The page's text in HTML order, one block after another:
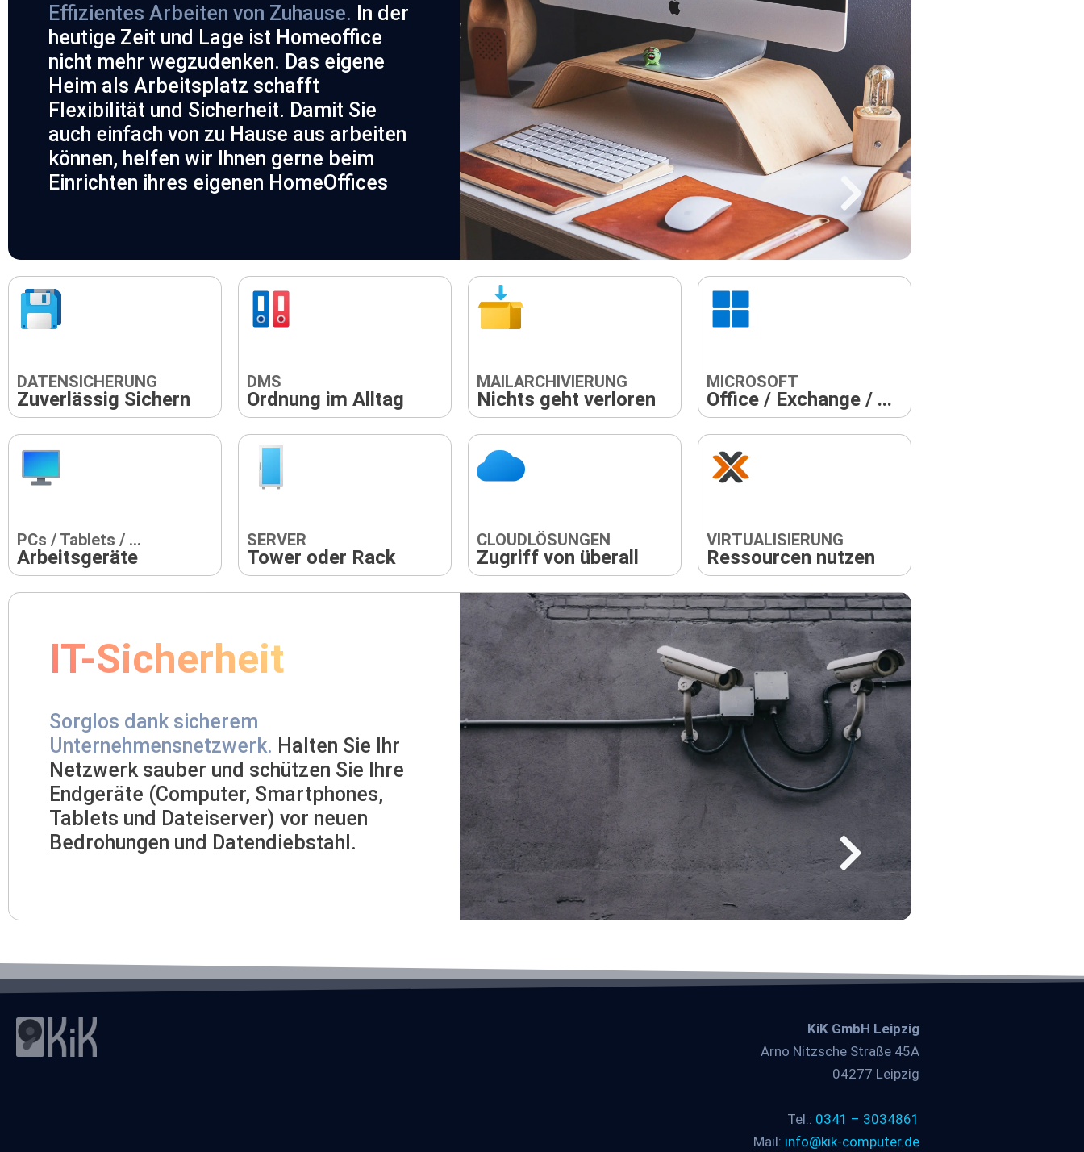
Effizientes Arbeiten von Zuhause. In der
heutige Zeit und Lage ist Homeoffice
nicht mehr wegzudenken. Das eigene
Heim als Arbeitsplatz schafft
Flexibilität und Sicherheit. Damit Sie
auch einfach von zu Hause aus arbeiten
können, helfen wir Ihnen gerne beim
Einrichten ihres eigenen HomeOffices
DATENSICHERUNG
Zuverlässig Sichern
DMS
Ordnung im Alltag
MAILARCHIVIERUNG
Nichts geht verloren
MICROSOFT
Office / Exchange / ...
PCs / Tablets / ...
Arbeitsgeräte
SERVER
Tower oder Rack
CLOUDLÖSUNGEN
Zugriff von überall
VIRTUALISIERUNG
Ressourcen nutzen
IT-Sicherheit
Sorglos dank sicherem
Unternehmensnetzwerk. Halten Sie Ihr
Netzwerk sauber und schützen Sie Ihre
Endgeräte (Computer, Smartphones,
Tablets und Dateiserver) vor neuen
Bedrohungen und Datendiebstahl.
KiK GmbH Leipzig
Arno Nitzsche Straße 45A
04277 Leipzig
Tel.: 0341 – 3034861
Mail: info@kik-computer.de